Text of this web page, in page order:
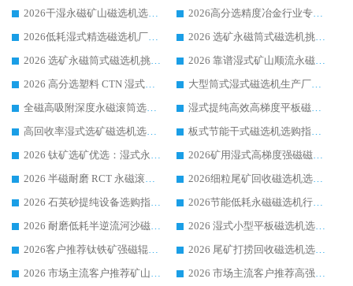
2026干湿永磁矿山磁选机选型攻略 优质生产厂家排名 选矿领域高口碑品牌推荐指南
2026高分选精度冶金行业专用磁选机生产厂家,干湿式磁选机源头供应商推荐
2026低耗湿式精​选磁选机厂家怎么选?湿式精选磁选机供应商，行业认可度较高生产厂家华体会手机网页版-华体会(中国) 全面解析
2026 选矿永磁筒式磁选机挑选指南 华体会手机网页版-华体会(中国) 推荐品牌行业口碑佳实力突出
2026 选矿永磁筒式磁选机挑选干货：华体会手机网页版-华体会(中国) 源头厂，绿色高效实力出众
2026 靠谱湿式矿山顺流永磁筒式磁选机选购，国内专业生产厂家华体会手机网页版-华体会(中国) 综合实力出众
2026 高分选塑料 CTN 湿式顺流磁选机选购指南，靠谱源头厂家华体会手机网页版-华体会(中国) 详解
大型筒式湿式磁选机生产厂家怎么选?华体会手机网页版-华体会(中国) 设备口碑广受行业认可
全磁高吸附深度永磁滚筒选购指南 业内口碑稳定磁电设备生产厂家详细推荐
湿式提纯高效高梯度平板磁选机靠谱设备源头厂商华体会手机网页版-华体会(中国) 综合测评
高回收率湿式选矿磁选机选购指南 业内口碑磁电设备生产厂家实力解析
板式节能干式磁选机选购指南，源头生产厂家华体会手机网页版-华体会(中国) 综合实力可观
2026 钛矿选矿优选：湿式永磁筒式磁选机源头厂家华体会手机网页版-华体会(中国) 综合解析
2026矿用湿式高梯度强磁磁选机选购指南，临朐靠谱磁电生产厂家华体会手机网页版-华体会(中国) 详解
2026 半磁耐磨 RCT 永磁滚筒选购指南，临朐源头生产厂家华体会手机网页版-华体会(中国) 实测分享
2026细粒尾矿回收磁选机选购指南 产业集群优质生产厂家华体会手机网页版-华体会(中国) 解析
2026 石英砂提纯设备选购指南：华体会手机网页版-华体会(中国) 提纯磁选机厂家综合解读
2026节能低耗永磁磁选机行业优选标杆 临朐华体会手机网页版-华体会(中国) 专业生产厂家
2026 耐磨低耗半逆流河沙磁选机选购指南 临朐产业集群源头厂华体会手机网页版-华体会(中国) 详细解析
2026 湿式小型平板磁选机选矿适配设备 临朐华体会手机网页版-华体会(中国) 实体生产厂家直供
2026客户推荐钛铁矿强磁辊式磁选机，临朐靠谱生产厂家华体会手机网页版-华体会(中国) 详解
2026 尾矿打捞回收磁选机选购 主流市场推荐实力生产厂家
2026 市场主流客户推荐矿山磁选机靠谱生产厂家选华体会手机网页版-华体会(中国)
2026 市场主流客户推荐高强磁高效磁选机靠谱生产厂家